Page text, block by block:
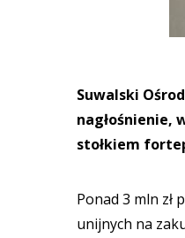
Suwalski
nagłośnienie,
stołkiem
Ponad 3 mln zł
unijnych na